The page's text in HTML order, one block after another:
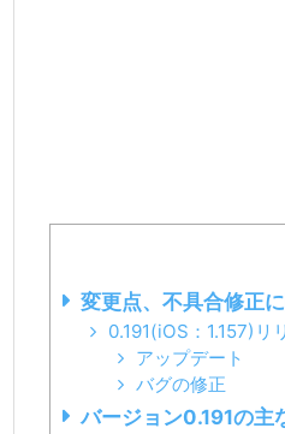
変更点、不具合修正
0.191(iOS：1.157)リ
アップデート
バグの修正
バージョン0.191の主